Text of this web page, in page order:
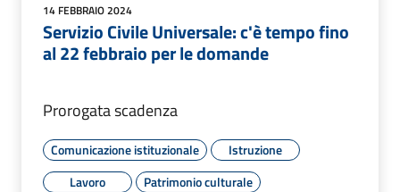
14 FEBBRAIO 2024
Servizio Civile Universale: c'è tempo fino
al 22 febbraio per le domande
Prorogata scadenza
Comunicazione istituzionale
Istruzione
Lavoro
Patrimonio culturale